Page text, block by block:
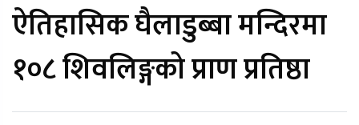
ऐतिहासिक घैलाडुब्बा मन्दिरमा
१०८ शिवलिङ्गको प्राण प्रतिष्ठा